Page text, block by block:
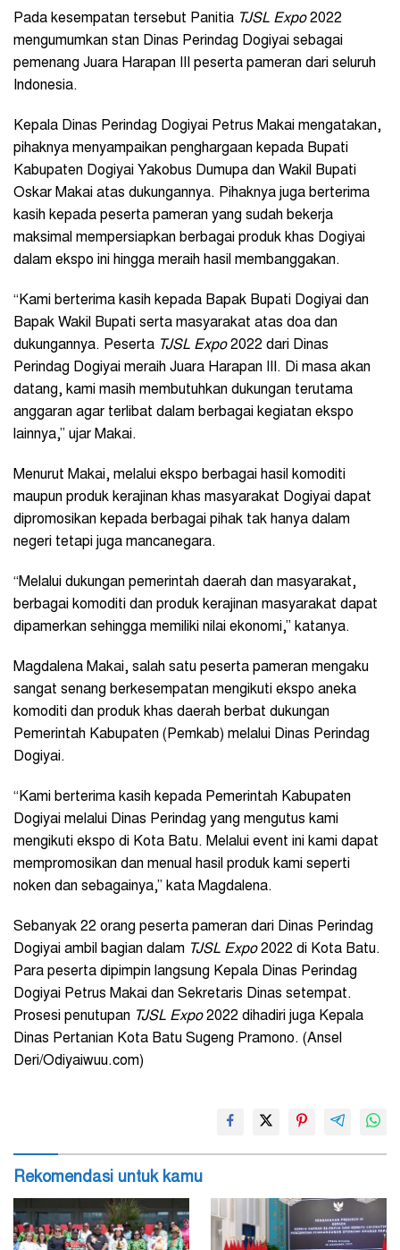
Pada kesempatan tersebut Panitia TJSL Expo2022
mengumumkan stan Dinas Perindag Dogiyai sebagai
pemenang Juara Harapan III peserta pameran dari seluruh
Indonesia.
Kepala Dinas Perindag Dogiyai Petrus Makai mengatakan,
pihaknya menyampaikan penghargaan kepada Bupati
Kabupaten Dogiyai Yakobus Dumupa dan Wakil Bupati
Oskar Makai atas dukungannya. Pihaknya juga berterima
kasih kepada peserta pameran yang sudah bekerja
maksimal mempersiapkan berbagai produk khas Dogiyai
dalam ekspo ini hingga meraih hasil membanggakan.
“Kami berterima kasih kepada Bapak Bupati Dogiyai dan
Bapak Wakil Bupati serta masyarakat atas doa dan
dukungannya. Peserta TJSL Expo2022 dari Dinas
Perindag Dogiyai meraih Juara Harapan III. Di masa akan
datang, kami masih membutuhkan dukungan terutama
anggaran agar terlibat dalam berbagai kegiatan ekspo
lainnya,” ujar Makai.
Menurut Makai, melalui ekspo berbagai hasil komoditi
maupun produk kerajinan khas masyarakat Dogiyai dapat
dipromosikan kepada berbagai pihak tak hanya dalam
negeri tetapi juga mancanegara.
“Melalui dukungan pemerintah daerah dan masyarakat,
berbagai komoditi dan produk kerajinan masyarakat dapat
dipamerkan sehingga memiliki nilai ekonomi,” katanya.
Magdalena Makai, salah satu peserta pameran mengaku
sangat senang berkesempatan mengikuti ekspo aneka
komoditi dan produk khas daerah berbat dukungan
Pemerintah Kabupaten (Pemkab) melalui Dinas Perindag
Dogiyai.
“Kami berterima kasih kepada Pemerintah Kabupaten
Dogiyai melalui Dinas Perindag yang mengutus kami
mengikuti ekspo di Kota Batu. Melalui event ini kami dapat
mempromosikan dan menual hasil produk kami seperti
noken dan sebagainya,” kata Magdalena.
Sebanyak 22 orang peserta pameran dari Dinas Perindag
Dogiyai ambil bagian dalam TJSL Expo2022 di Kota Batu.
Para peserta dipimpin langsung Kepala Dinas Perindag
Dogiyai Petrus Makai dan Sekretaris Dinas setempat.
Prosesi penutupan TJSL Expo2022 dihadiri juga Kepala
Dinas Pertanian Kota Batu Sugeng Pramono. (Ansel
Deri/Odiyaiwuu.com)
Rekomendasi untuk kamu